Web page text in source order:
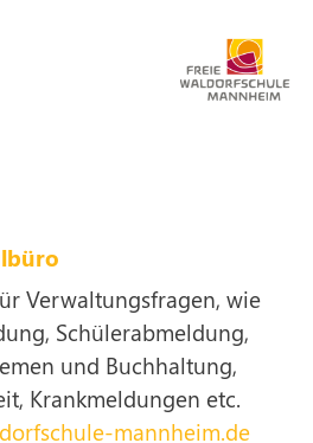
Verwaltungsfragen, wie
Schülerabmeldung,
und Buchhaltung,
Krankmeldungen etc.
mannheim.de